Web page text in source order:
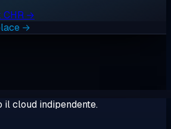
CHR →
→
il cloud indipendente.